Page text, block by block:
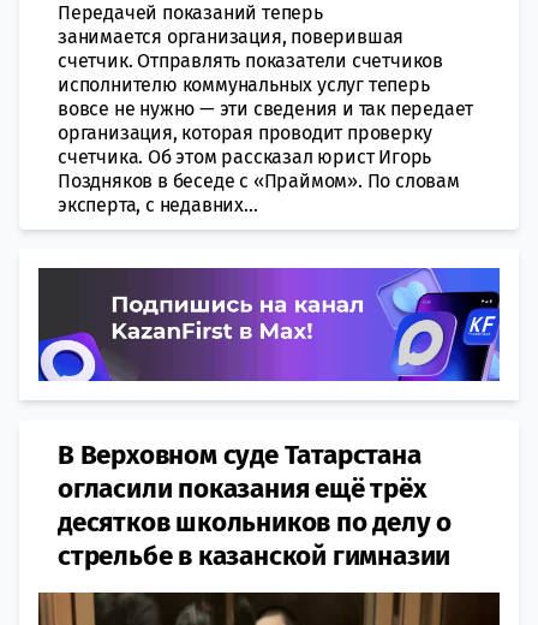
Передачей показаний теперь
занимается организация, поверившая
счетчик. Отправлять показатели счетчиков
исполнителю коммунальных услуг теперь
вовсе не нужно — эти сведения и так передает
организация, которая проводит проверку
счетчика. Об этом рассказал юрист Игорь
Поздняков в бeседе с «Праймом». По словам
эксперта, с недавних...
В Верховном суде Татарстана
огласили показания ещё трёх
десятков школьников по делу о
стрельбе в казанской гимназии